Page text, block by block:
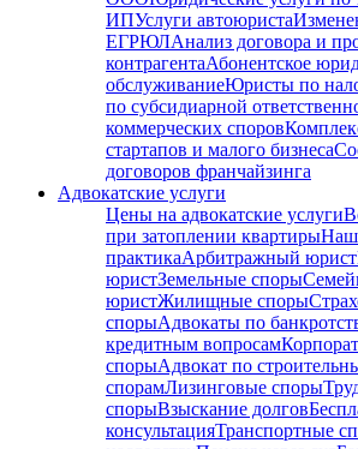
ИПУслуги автоюриста
ЕГРЮЛАнализ договора и
контрагентаАбонентское
обслуживаниеЮристы по
по субсидиарной
коммерческих споров
стартапов и малого бизнеса
договоров франчайзинга
Адвокатские услуги
Цены на адвокатские услуги
при затоплении квартиры
практикаАрбитражный юрист
юристЗемельные споры
юристЖилищные споры
спорыАдвокаты по
кредитным вопросам
спорыАдвокат по
спорамЛизинговые споры
спорыВзыскание долгов
консультацияТранспортные